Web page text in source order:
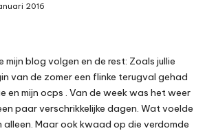
2016
mijn blog volgen en de rest: Zoals jullie
van de zomer een flinke terugval gehad
en mijn ocps . Van de week was het weer
paar verschrikkelijke dagen. Wat voelde
alleen. Maar ook kwaad op die verdomde